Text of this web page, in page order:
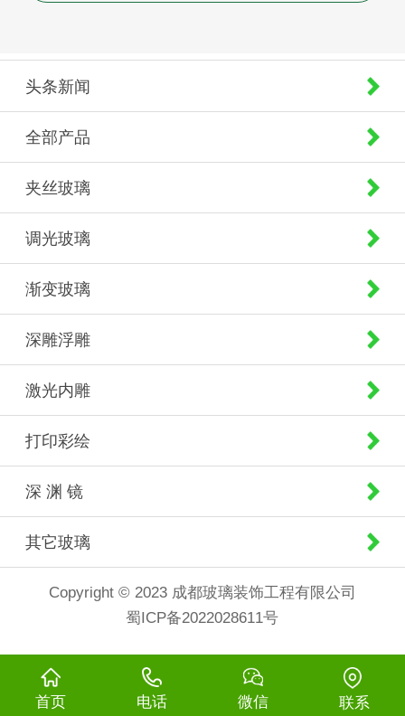
头条新闻
全部产品
夹丝玻璃
调光玻璃
渐变玻璃
深雕浮雕
激光内雕
打印彩绘
深 渊 镜
其它玻璃
Copyright © 2023 成都玻璃装饰工程有限公司
蜀ICP备2022028611号
首页 电话 微信 联系